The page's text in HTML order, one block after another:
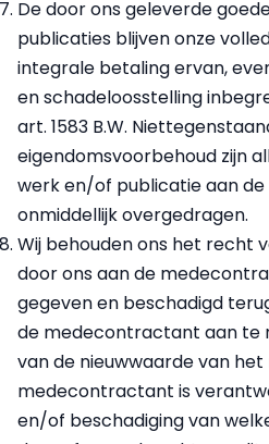
De door ons geleverde
publicaties blijven onze
integrale betaling ervan,
en schadeloosstelling
art. 1583 B.W.
eigendomsvoorbehoud zijn
werk en/of publicatie aan
onmiddellijk overgedragen.
Wij behouden ons het recht
door ons aan de
gegeven en beschadigd
de medecontractant aan te
van de nieuwwaarde van
medecontractant is
en/of beschadiging van